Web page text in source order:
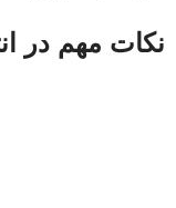
نکات مهم در